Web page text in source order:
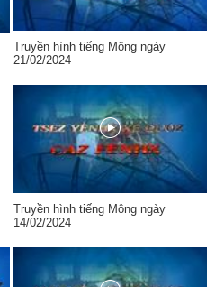
Truyền hình tiếng Mông ngày
21/02/2024
Truyền hình tiếng Mông ngày
14/02/2024